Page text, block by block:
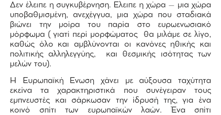
Δεν έλειπε η συγκυβέρνηση. Ελειπε η χώρα – μια χώρα
υποβαθμισμένη, ανεχέγγυα, μια χώρα που σταδιακά
βιώνει την μοίρα του παρία στο ευρωενωσιακό
μόρφωμα ( γιατί περί μορφώματος θα μιλάμε σε λίγο,
καθώς όλο και αμβλύνονται οι κανόνες ηθικής και
πολιτικής αλληλεγγύης, και θεσμικής ισότητας των
μελών του).
Η Ευρωπαϊκή Ενωση χάνει με αύξουσα ταχύτητα
εκείνα τα χαρακτηριστικά που συνέγειραν τους
εμπνευστές και σάρκωσαν την ίδρυσή της, για ένα
κοινό σπίτι των ευρωπαϊκών λαών. Ένα σπίτι